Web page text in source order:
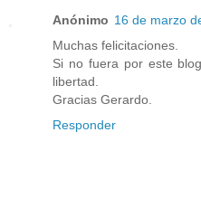
Anónimo 16 de marzo
Muchas felicitaciones.
Si no fuera por este
libertad.
Gracias Gerardo.
Responder